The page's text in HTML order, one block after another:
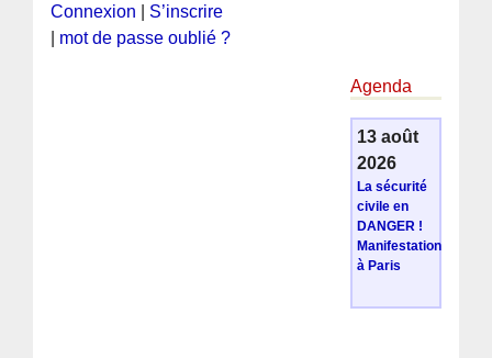
Connexion
S’inscrire
mot de passe oublié ?
Agenda
13 août
2026
La sécurité
civile en
DANGER !
Manifestation
à Paris